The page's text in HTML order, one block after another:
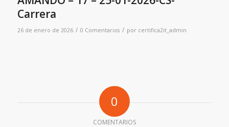
Carrera
26 de enero de 2026 / 0 Comentarios / por certifica2it_admin
0
COMENTARIOS